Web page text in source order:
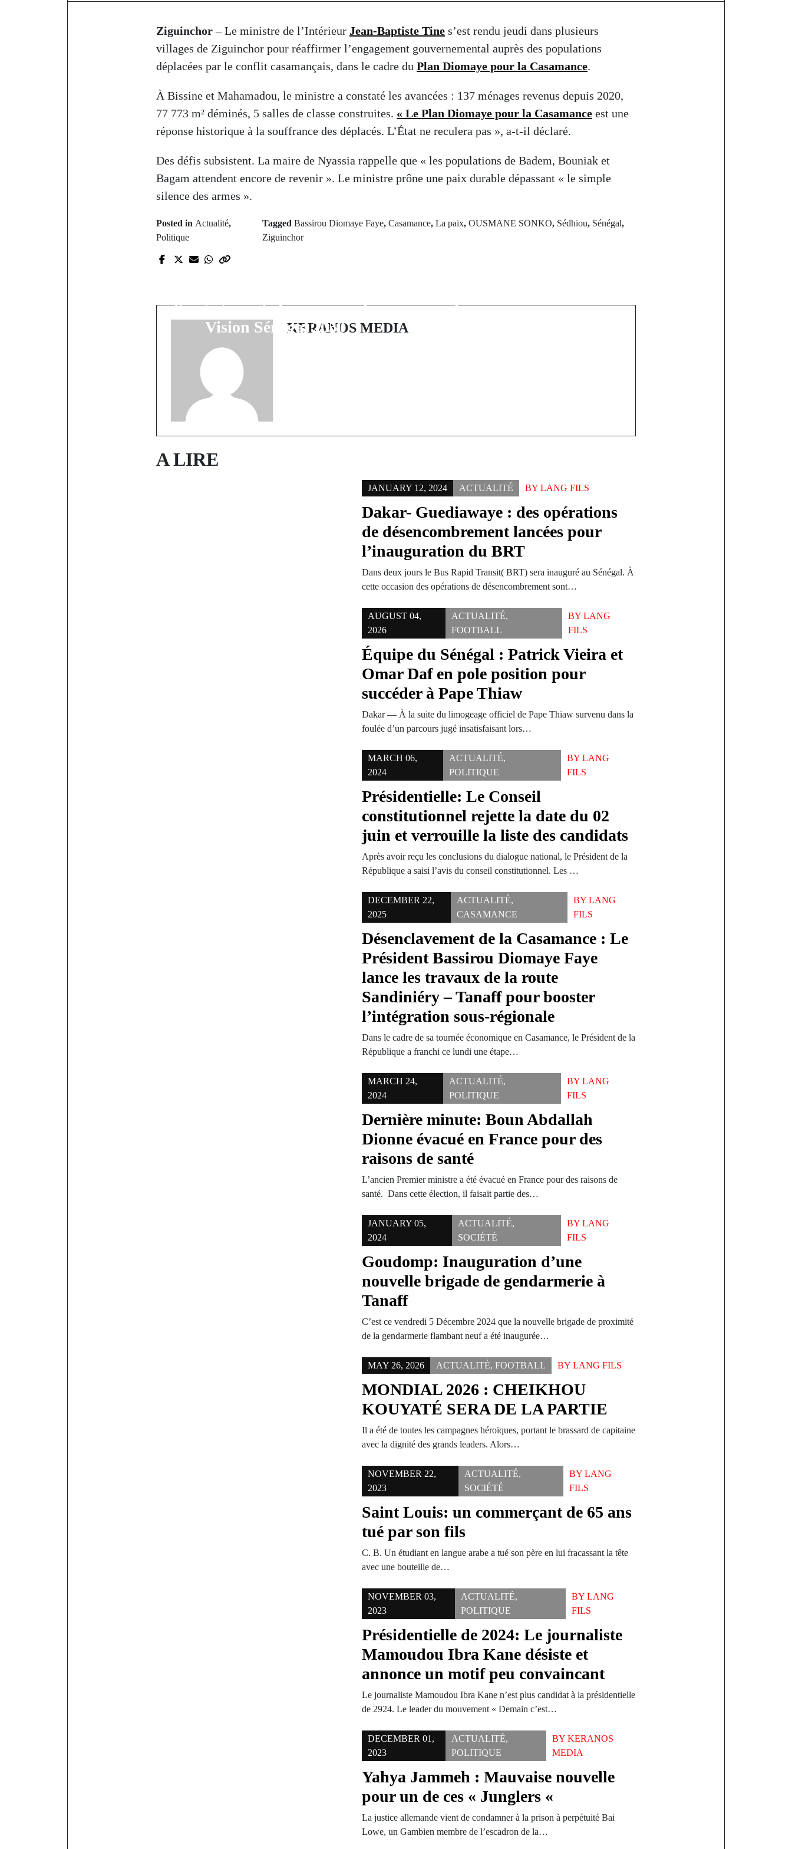
Ziguinchor– Le ministre de l’Intérieur Jean-Baptiste Tine s’est rendu jeudi dans plusieurs
villages de Ziguinchor pour réaffirmer l’engagement gouvernemental auprès des populations
déplacées par le conflit casamançais, dans le cadre du Plan Diomaye pour la Casamance.
À Bissine et Mahamadou, le ministre a constaté les avancées : 137 ménages revenus depuis 2020,
77 773 m² déminés, 5 salles de classe construites. « Le Plan Diomaye pour la Casamance est une
réponse historique à la souffrance des déplacés. L’État ne reculera pas », a-t-il déclaré.
Des défis subsistent. La maire de Nyassia rappelle que « les populations de Badem, Bouniak et
Bagam attendent encore de revenir ». Le ministre prône une paix durable dépassant « le simple
silence des armes ».
Posted in Actualité,
Politique
Tagged Bassirou Diomaye Faye, Casamance, La paix, OUSMANE SONKO, Sédhiou, Sénégal,
Ziguinchor
Le Premier ministre
l'engagement chinois pour la
Vision Sénégal 2050KERANOS MEDIA
A LIRE
JANUARY 12, 2024 ACTUALITÉ BYLANG FILS
Dakar- Guediawaye : des opérations
de désencombrement lancées pour
l’inauguration du BRT
Dans deux jours le Bus Rapid Transit( BRT) sera inauguré au Sénégal. À
cette occasion des opérations de désencombrement sont…
AUGUST 04,
2026
ACTUALITÉ,
FOOTBALL
BYLANG
FILS
Équipe du Sénégal : Patrick Vieira et
Omar Daf en pole position pour
succéder à Pape Thiaw
Dakar — À la suite du limogeage officiel de Pape Thiaw survenu dans la
foulée d’un parcours jugé insatisfaisant lors…
MARCH 06,
2024
ACTUALITÉ,
POLITIQUE
BYLANG
FILS
Présidentielle: Le Conseil
constitutionnel rejette la date du 02
juin et verrouille la liste des candidats
Après avoir reçu les conclusions du dialogue national, le Président de la
République a saisi l’avis du conseil constitutionnel. Les …
DECEMBER 22,
2025
ACTUALITÉ,
CASAMANCE
BYLANG
FILS
Désenclavement de la Casamance : Le
Président Bassirou Diomaye Faye
lance les travaux de la route
Sandiniéry – Tanaff pour booster
l’intégration sous-régionale
Dans le cadre de sa tournée économique en Casamance, le Président de la
République a franchi ce lundi une étape…
MARCH 24,
2024
ACTUALITÉ,
POLITIQUE
BYLANG
FILS
Dernière minute: Boun Abdallah
Dionne évacué en France pour des
raisons de santé
L’ancien Premier ministre a été évacué en France pour des raisons de
santé. Dans cette élection, il faisait partie des…
JANUARY 05,
2024
ACTUALITÉ,
SOCIÉTÉ
BY LANG
FILS
Goudomp: Inauguration d’une
nouvelle brigade de gendarmerie à
Tanaff
C’est ce vendredi 5 Décembre 2024 que la nouvelle brigade de proximité
de la gendarmerie flambant neuf a été inaugurée…
MAY 26, 2026 ACTUALITÉ,FOOTBALL BYLANG FILS
MONDIAL 2026 : CHEIKHOU
KOUYATÉ SERA DE LA PARTIE
Il a été de toutes les campagnes héroïques, portant le brassard de capitaine
avec la dignité des grands leaders. Alors…
NOVEMBER 22,
2023
ACTUALITÉ,
SOCIÉTÉ
BY LANG
FILS
Saint Louis: un commerçant de 65 ans
tué par son fils
C. B. Un étudiant en langue arabe a tué son père en lui fracassant la tête
avec une bouteille de…
NOVEMBER 03,
2023
ACTUALITÉ,
POLITIQUE
BYLANG
FILS
Présidentielle de 2024: Le journaliste
Mamoudou Ibra Kane désiste et
annonce un motif peu convaincant
Le journaliste Mamoudou Ibra Kane n’est plus candidat à la présidentielle
de 2924. Le leader du mouvement « Demain c’est…
DECEMBER 01,
2023
ACTUALITÉ,
POLITIQUE
BYKERANOS
MEDIA
Yahya Jammeh : Mauvaise nouvelle
pour un de ces « Junglers «
La justice allemande vient de condamner à la prison à perpétuité Bai
Lowe, un Gambien membre de l’escadron de la…